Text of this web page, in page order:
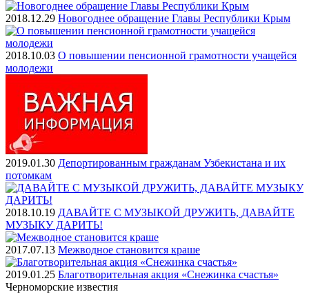
2018.12.29 Новогоднее обращение Главы Республики Крым
2018.10.03 О повышении пенсионной грамотности учащейся
молодежи
2019.01.30 Депортированным гражданам Узбекистана и их
потомкам
2018.10.19 ДАВАЙТЕ С МУЗЫКОЙ ДРУЖИТЬ, ДАВАЙТЕ
МУЗЫКУ ДАРИТЬ!
2017.07.13 Межводное становится краше
2019.01.25 Благотворительная акция «Снежинка счастья»
Черноморские известия